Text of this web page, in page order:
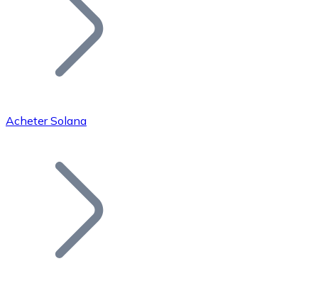
Bitcoin
Acheter Solana